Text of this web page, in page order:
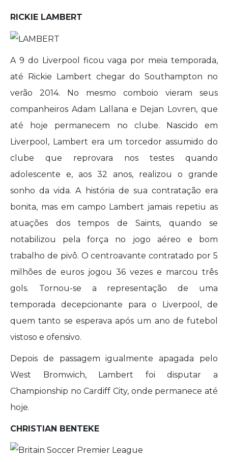
RICKIE LAMBERT
A 9 do Liverpool ficou vaga por meia temporada,
até Rickie Lambert chegar do Southampton no
verão 2014. No mesmo comboio vieram seus
companheiros Adam Lallana e Dejan Lovren, que
até hoje permanecem no clube. Nascido em
Liverpool, Lambert era um torcedor assumido do
clube que reprovara nos testes quando
adolescente e, aos 32 anos, realizou o grande
sonho da vida. A história de sua contratação era
bonita, mas em campo Lambert jamais repetiu as
atuações dos tempos de Saints, quando se
notabilizou pela força no jogo aéreo e bom
trabalho de pivô. O centroavante contratado por 5
milhões de euros jogou 36 vezes e marcou três
gols. Tornou-se a representação de uma
temporada decepcionante para o Liverpool, de
quem tanto se esperava após um ano de futebol
vistoso e ofensivo.
Depois de passagem igualmente apagada pelo
West Bromwich, Lambert foi disputar a
Championship no Cardiff City, onde permanece até
hoje.
CHRISTIAN BENTEKE